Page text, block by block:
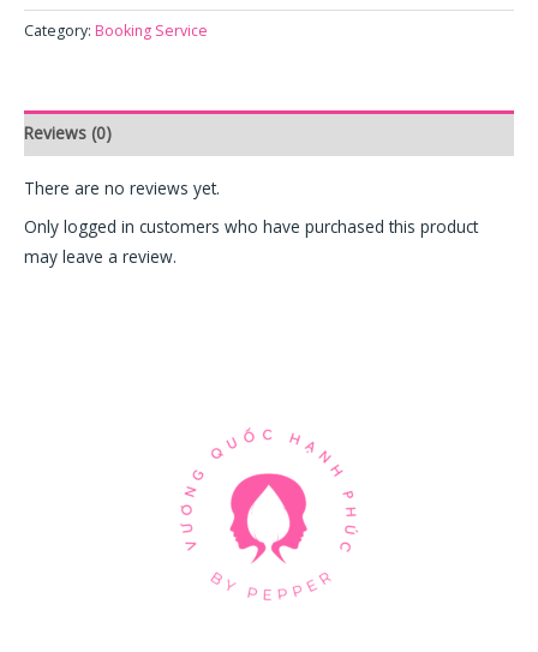
Category: Booking Service
Reviews (0)
There are no reviews yet.
Only logged in customers who have purchased this product
may leave a review.